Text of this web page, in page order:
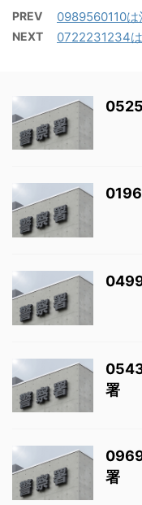
PREV 0989560110
NEXT 0722231234
署
署